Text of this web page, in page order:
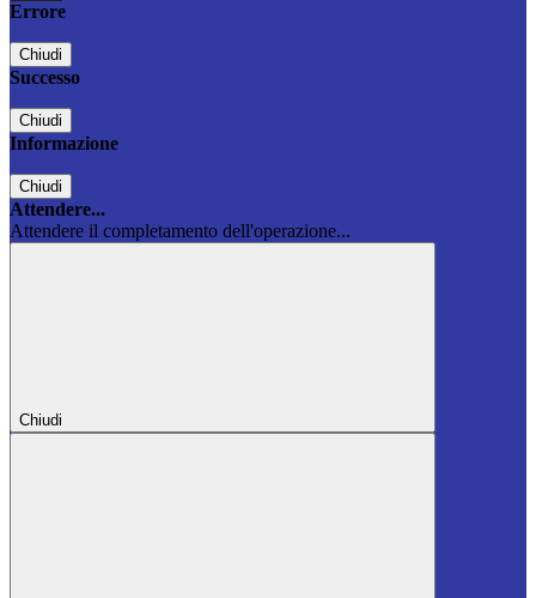
Errore
Chiudi
Successo
Chiudi
Informazione
Chiudi
Attendere...
Attendere il completamento dell'operazione...
Chiudi